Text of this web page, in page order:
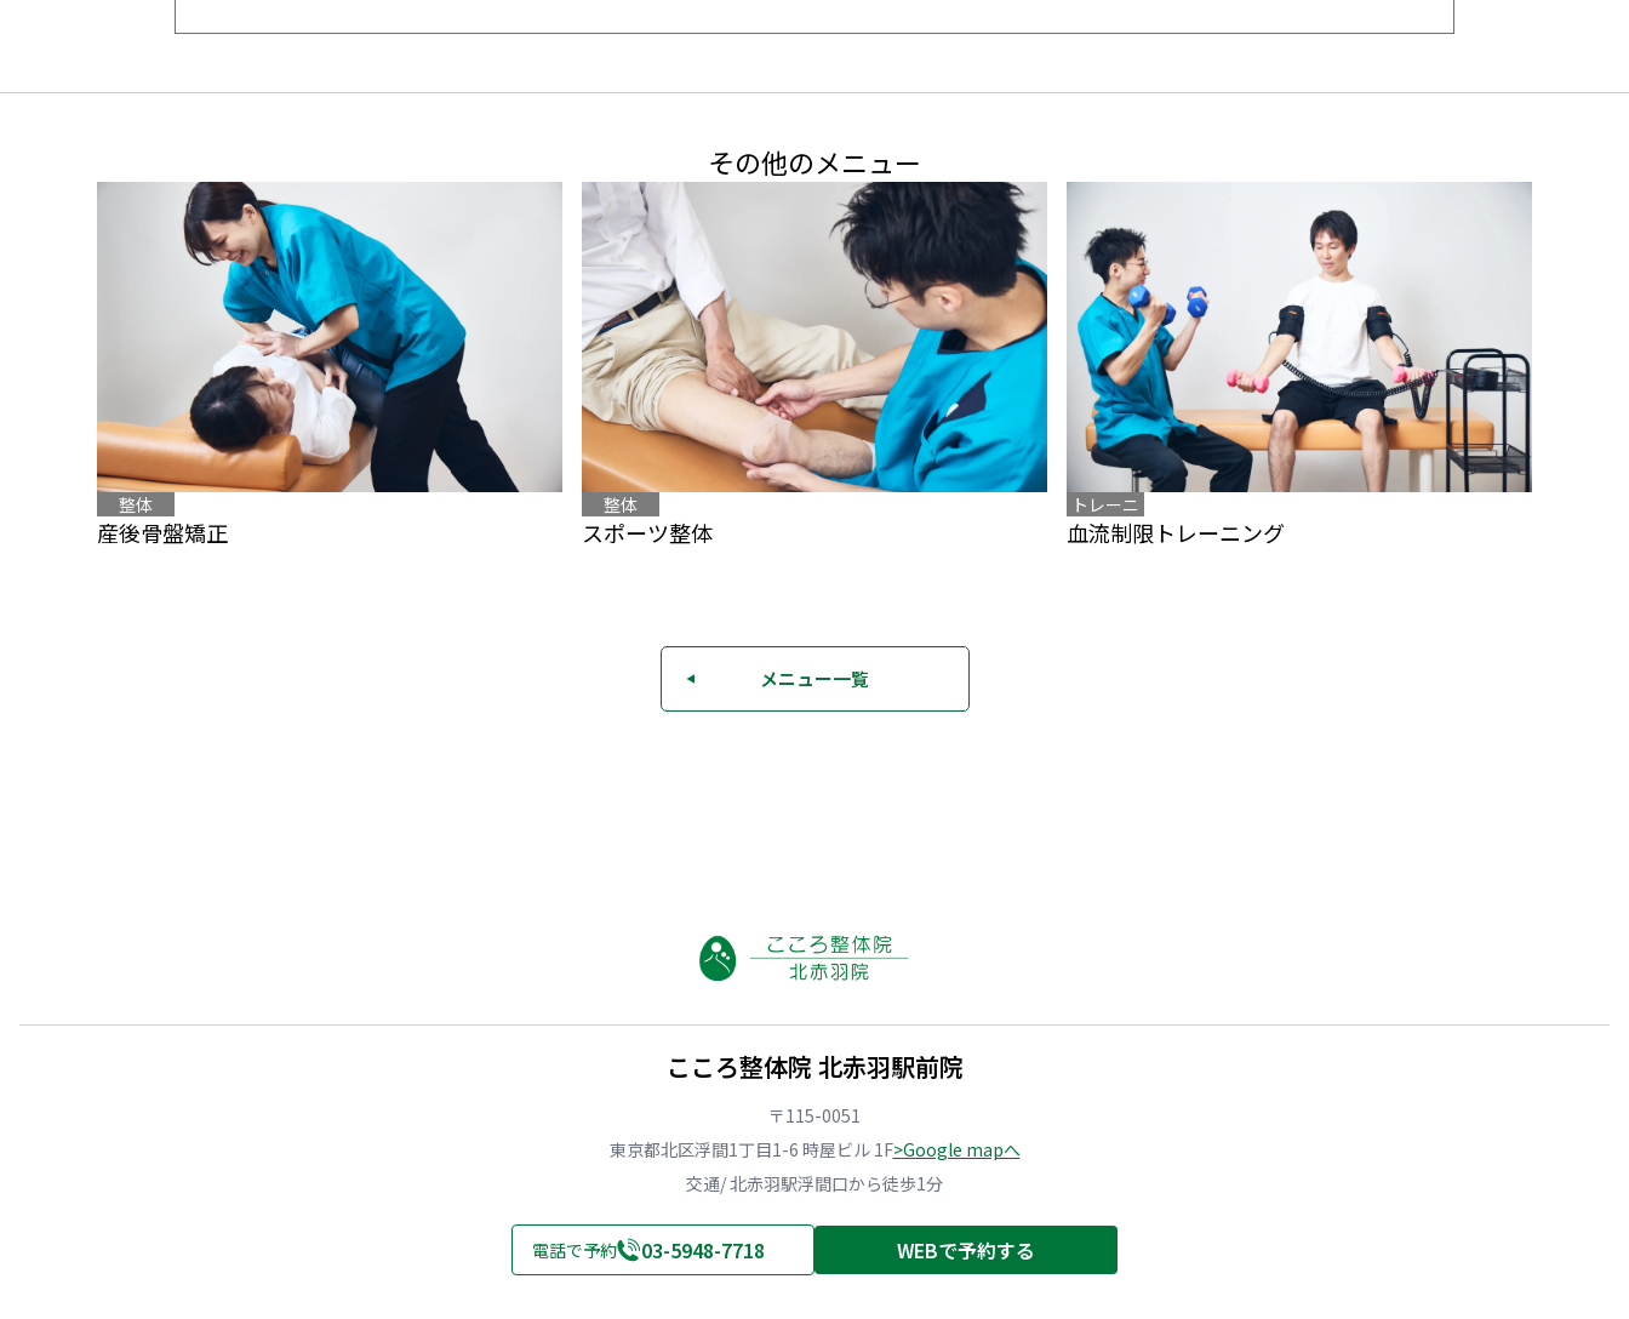
その他のメニュー
整体
産後骨盤矯正
整体
スポーツ整体
トレーニ
ング
血流制限トレーニング
◀ メニュー一覧
こころ整体院 北赤羽駅前院
〒115-0051
東京都北区浮間1丁目1-6 時屋ビル 1F>Google mapへ
交通/ 北赤羽駅浮間口から徒歩1分
電話で予約 03-5948-7718 WEBで予約する